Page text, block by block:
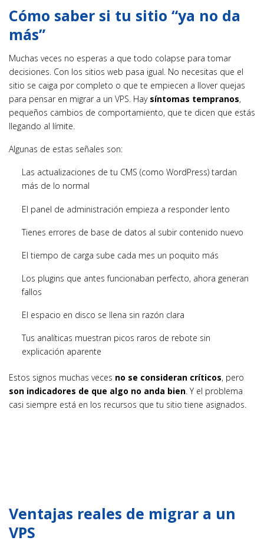
Cómo saber si tu sitio “ya no da
más”
Muchas veces no esperas a que todo colapse para tomar
decisiones. Con los sitios web pasa igual. No necesitas que el
sitio se caiga por completo o que te empiecen a llover quejas
para pensar en migrar a un VPS. Hay síntomas tempranos,
pequeños cambios de comportamiento, que te dicen que estás
llegando al límite.
Algunas de estas señales son:
Las actualizaciones de tu CMS (como WordPress) tardan
más de lo normal
El panel de administración empieza a responder lento
Tienes errores de base de datos al subir contenido nuevo
El tiempo de carga sube cada mes un poquito más
Los plugins que antes funcionaban perfecto, ahora generan
fallos
El espacio en disco se llena sin razón clara
Tus analíticas muestran picos raros de rebote sin
explicación aparente
Estos signos muchas veces no se consideran críticos, pero
son indicadores de que algo no anda bien. Y el problema
casi siempre está en los recursos que tu sitio tiene asignados.
Ventajas reales de migrar a un
VPS